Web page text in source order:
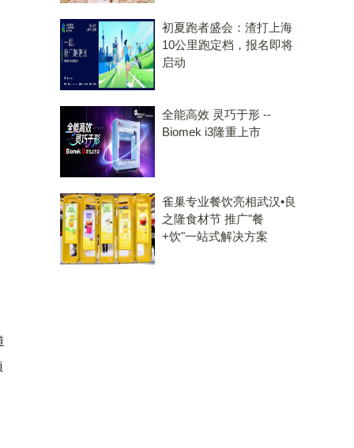
初夏跑者盛会：渣打上海
10公里跑定档，报名即将
启动
全能高效 灵巧于形 --
Biomek i3隆重上市
雀巢专业餐饮亮相武汉•良
之隆食材节 推广"餐
+饮"一站式解决方案